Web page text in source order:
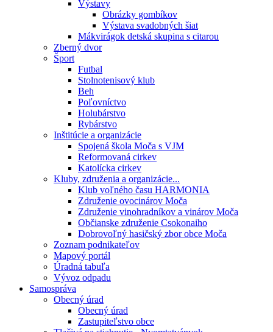
Výstavy
Obrázky gombíkov
Výstava svadobných šiat
Mákvirágok detská skupina s citarou
Zberný dvor
Šport
Futbal
Stolnotenisový klub
Beh
Poľovníctvo
Holubárstvo
Rybárstvo
Inštitúcie a organizácie
Spojená škola Moča s VJM
Reformovaná cirkev
Katolícka cirkev
Kluby, združenia a organizácie...
Klub voľného času HARMONIA
Združenie ovocinárov Moča
Združenie vinohradníkov a vinárov Moča
Občianske združenie Csokonaiho
Dobrovoľný hasičský zbor obce Moča
Zoznam podnikateľov
Mapový portál
Úradná tabuľa
Vývoz odpadu
Samospráva
Obecný úrad
Obecný úrad
Zastupiteľstvo obce